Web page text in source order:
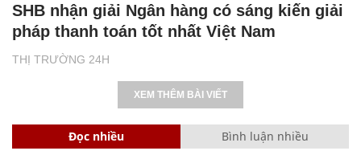
THỊ TRƯỜNG 24H
SHB nhận giải Ngân hàng có sáng kiến giải
pháp thanh toán tốt nhất Việt Nam
XEM THÊM BÀI VIẾT
Đọc nhiều Bình luận nhiều